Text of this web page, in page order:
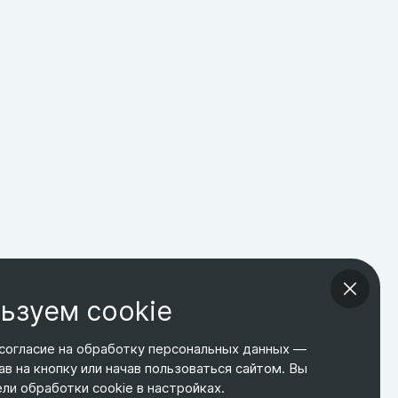
ТЕЛЕФОН
+7 495 266-65-67
ЭЛ. ПОЧТА
shop@relines.ru
АДРЕС
Москва, Гаражная 8
cookie
на обработку персональных данных —
на кнопку или начав пользоваться сайтом. Вы
обработки cookie в настройках.